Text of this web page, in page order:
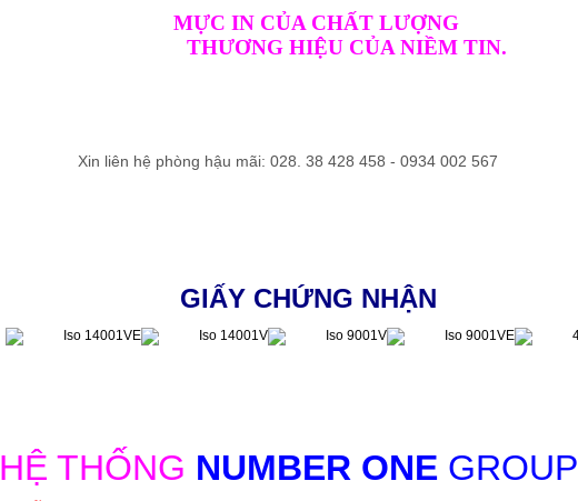
MỰC IN CỦA CHẤT LƯỢNG
THƯƠNG HIỆU CỦA NIỀM TIN.
Xin liên hệ phòng hậu mãi: 028. 38 428 458 - 0934 002 567
GIẤY CHỨNG NHẬN
HỆ THỐNG NUMBER ONE GROUP